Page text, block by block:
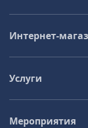
Интернет-
Услуги
Мероприятия